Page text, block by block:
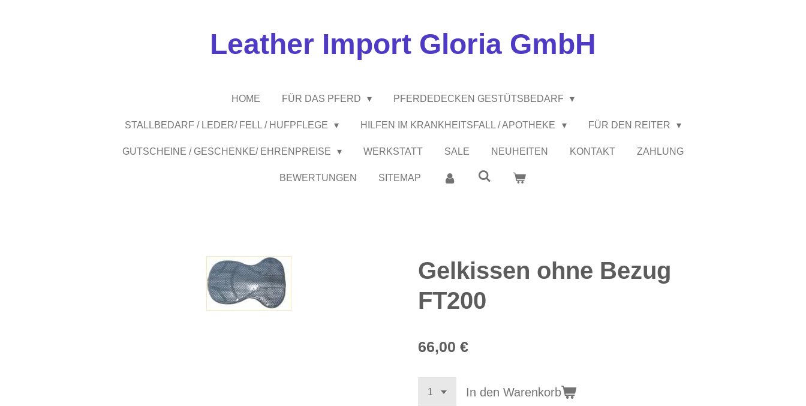
Leather Import Gloria GmbH
HOME FÜR DAS PFERD PFERDEDECKEN GESTÜTSBEDARF
STALLBEDARF / LEDER/ FELL / HUFPFLEGE HILFEN IM KRANKHEITSFALL / APOTHEKE FÜR DEN REITER
GUTSCHEINE / GESCHENKE/ EHRENPREISE WERKSTATT SALE NEUHEITEN KONTAKT ZAHLUNG
BEWERTUNGEN SITEMAP
Gelkissen ohne Bezug
FT200
66,00 €
In den Warenkorb